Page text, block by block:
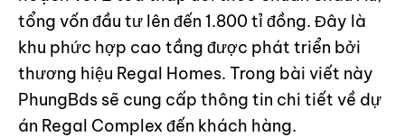
tổng vốn đầu tư lên đến 1.800 tỉ đồng. Đây là
khu phức hợp cao tầng được phát triển bởi
thương hiệu Regal Homes. Trong bài viết này
PhungBds sẽ cung cấp thông tin chi tiết về dự
án Regal Complex đến khách hàng.